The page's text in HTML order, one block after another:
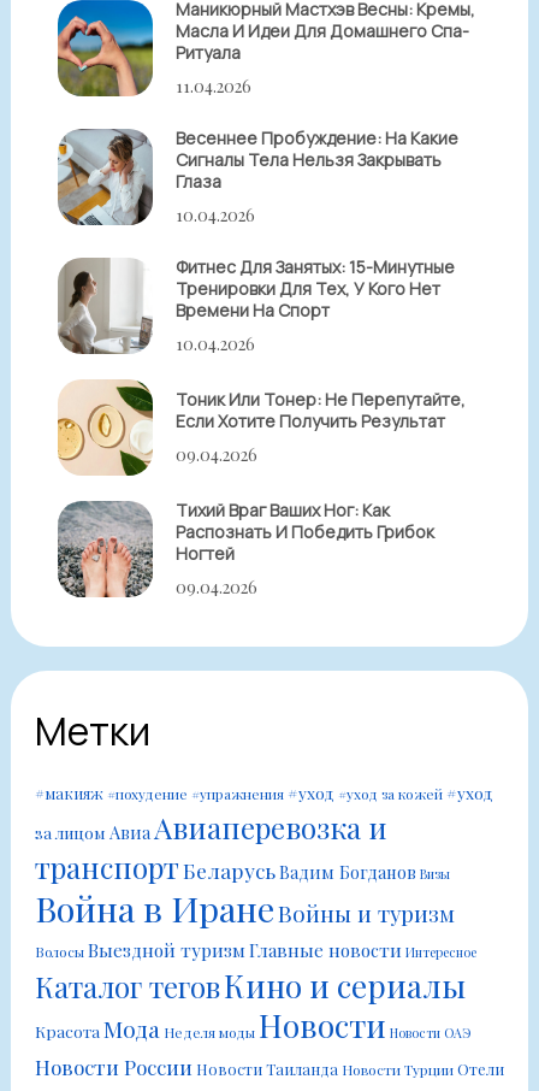
Маникюрный Мастхэв Весны: Кремы,
Масла И Идеи Для Домашнего Спа-
Ритуала
11.04.2026
Весеннее Пробуждение: На Какие
Сигналы Тела Нельзя Закрывать
Глаза
10.04.2026
Фитнес Для Занятых: 15-Минутные
Тренировки Для Тех, У Кого Нет
Времени На Спорт
10.04.2026
Тоник Или Тонер: Не Перепутайте,
Если Хотите Получить Результат
09.04.2026
Тихий Враг Ваших Ног: Как
Распознать И Победить Грибок
Ногтей
09.04.2026
Метки
#макияж #похудение #упражнения #уход #уход за кожей #уход
за лицом АвиаАвиаперевозка и
транспортБеларусьВадим Богданов Визы
Война в ИранеВойны и туризм
ВолосыВыездной туризмГлавные новости Интересное
Каталог теговКино и сериалы
Красота Мода Неделя моды Новости Новости ОАЭ
Новости России Новости Таиланда Новости ТурцииОтели